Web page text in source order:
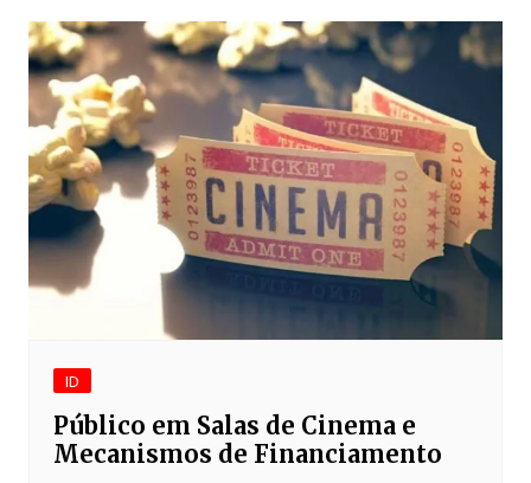
ID
Público em Salas de Cinema e
Mecanismos de Financiamento